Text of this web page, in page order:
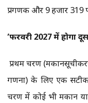
प्रगणक और 9 हजार 319
’फरवरी 2027 में होगा
प्रथम चरण
गणना) के लिए एक सटीक
चरण में कोई भी मकान